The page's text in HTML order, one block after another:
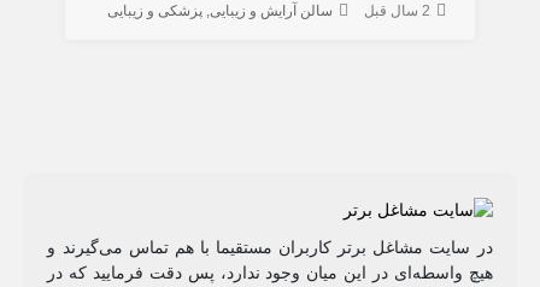
2 سال قبل سالن آرایش و زیبایی پزشکی و زیبایی
در سایت مشاغل برتر کاربران مستقیما با هم تماس می‌گیرند و
هیچ واسطه‌ای در این میان وجود ندارد، پس دقت فرمایید که در